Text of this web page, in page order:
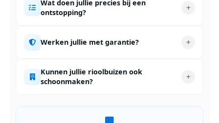
Wat doen jullie precies bij een
ontstopping?
Werken jullie met garantie?
Kunnen jullie rioolbuizen ook
schoonmaken?